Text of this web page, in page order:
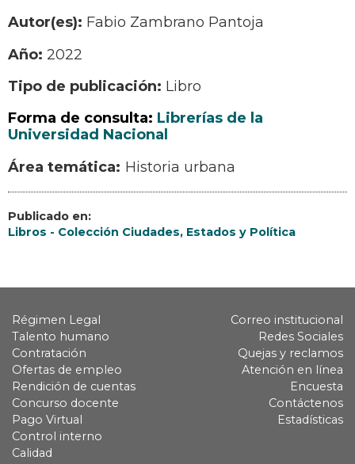
Autor(es): Fabio Zambrano Pantoja
Año: 2022
Tipo de publicación: Libro
Forma de consulta: Librerías de la
Universidad Nacional
Historia urbana
Publicado en:
Libros - Colección Ciudades, Estados y Política
Régimen Legal
Talento humano
Contratación
Ofertas de empleo
Rendición de cuentas
Concurso docente
Pago Virtual
Control interno
Calidad
Correo institucional
Redes Sociales
Quejas y reclamos
Atención en línea
Encuesta
Contáctenos
Estadísticas